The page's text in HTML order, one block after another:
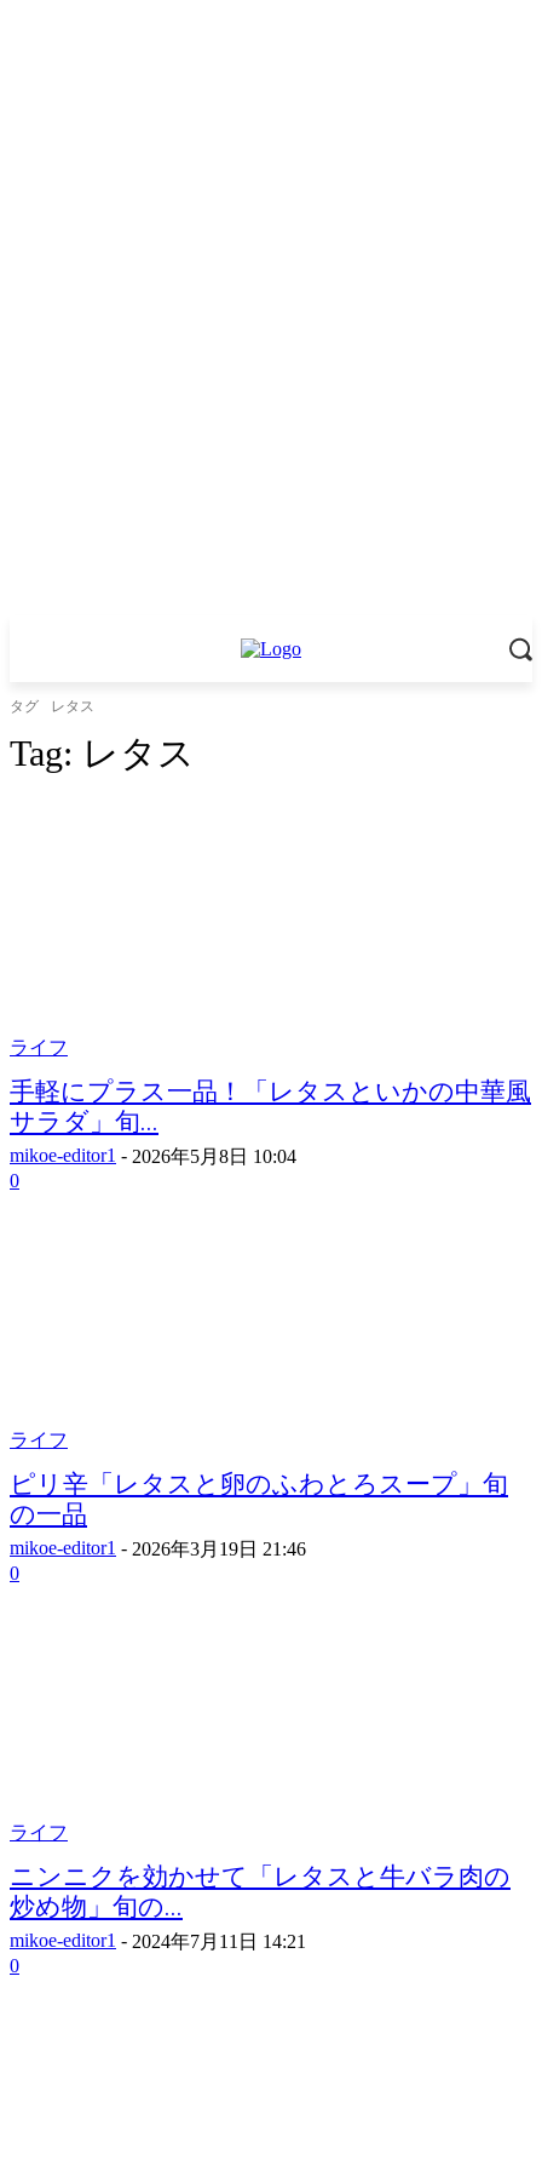
タグ レタス
Tag: レタス
ライフ
手軽にプラス一品！「レタスといかの中華風
サラダ」旬...
mikoe-editor1 - 2026年5月8日 10:04
0
ライフ
ピリ辛「レタスと卵のふわとろスープ」旬
の一品
mikoe-editor1 - 2026年3月19日 21:46
0
ライフ
ニンニクを効かせて「レタスと牛バラ肉の
炒め物」旬の...
mikoe-editor1 - 2024年7月11日 14:21
0